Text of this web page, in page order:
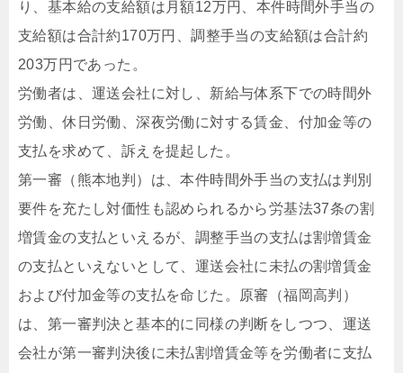
り、基本給の支給額は月額12万円、本件時間外手当の
支給額は合計約170万円、調整手当の支給額は合計約
203万円であった。
労働者は、運送会社に対し、新給与体系下での時間外
労働、休日労働、深夜労働に対する賃金、付加金等の
支払を求めて、訴えを提起した。
第一審（熊本地判）は、本件時間外手当の支払は判別
要件を充たし対価性も認められるから労基法37条の割
増賃金の支払といえるが、調整手当の支払は割増賃金
の支払といえないとして、運送会社に未払の割増賃金
および付加金等の支払を命じた。原審（福岡高判）
は、第一審判決と基本的に同様の判断をしつつ、運送
会社が第一審判決後に未払割増賃金等を労働者に支払